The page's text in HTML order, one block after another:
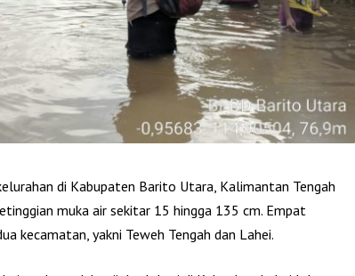
di Kabupaten Barito Utara, Kalimantan Tengah
muka air sekitar 15 hingga 135 cm. Empat
kecamatan, yakni Teweh Tengah dan Lahei.